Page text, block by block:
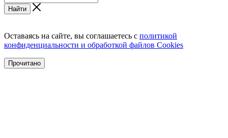
Найти
Оставаясь на сайте, вы соглашаетесь с политикой
конфиденциальности и обработкой файлов Cookies
Прочитано